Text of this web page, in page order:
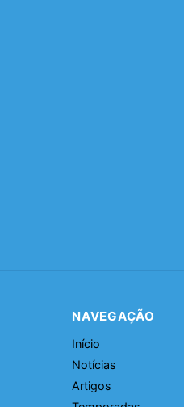
NAVEGAÇÃO
Início
Notícias
Artigos